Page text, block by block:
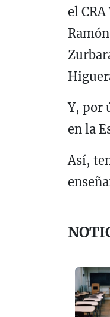
el
Y, por
en la
Así,